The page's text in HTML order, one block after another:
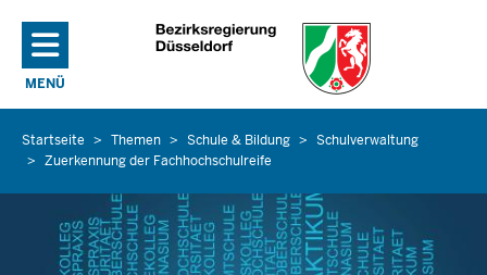
Direkt zum Inhalt
MENÜ
NAVIGATION AKTIVIEREN/DEAKTIVIEREN: HAUPTMENÜ
Sie
befinden
sich
Startseite Themen Schule & Bildung
Schulverwaltung
Zuerkennung der Fachhochschulreife